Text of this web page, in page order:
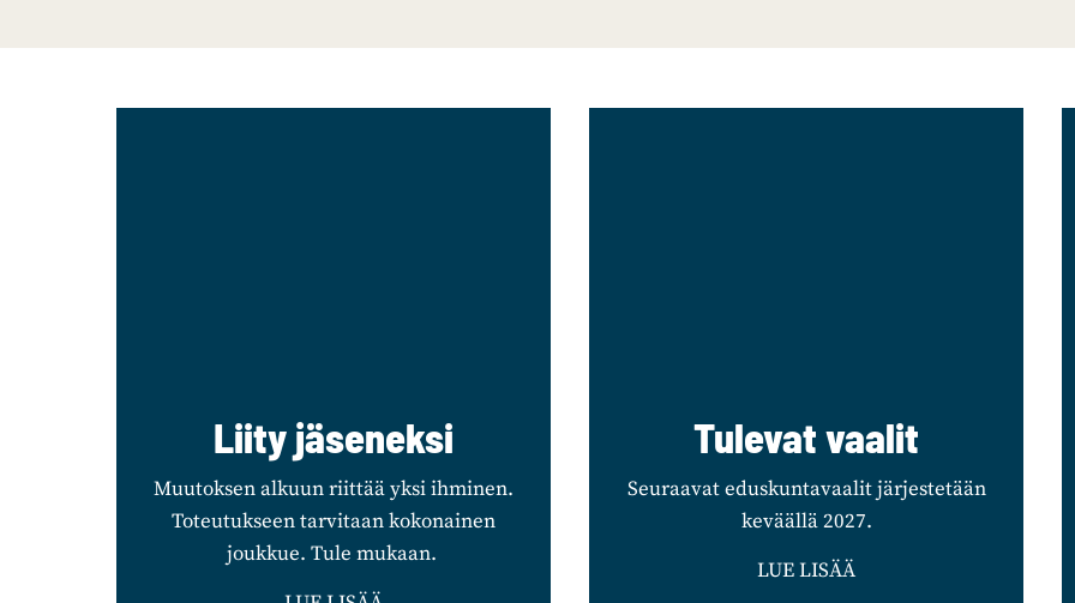
Liity jäseneksi
Muutoksen alkuun riittää yksi ihminen.
Toteutukseen tarvitaan kokonainen
joukkue. Tule mukaan.
Tulevat vaalit
Seuraavat eduskuntavaalit järjestetään
keväällä 2027.
LUE LISÄÄ